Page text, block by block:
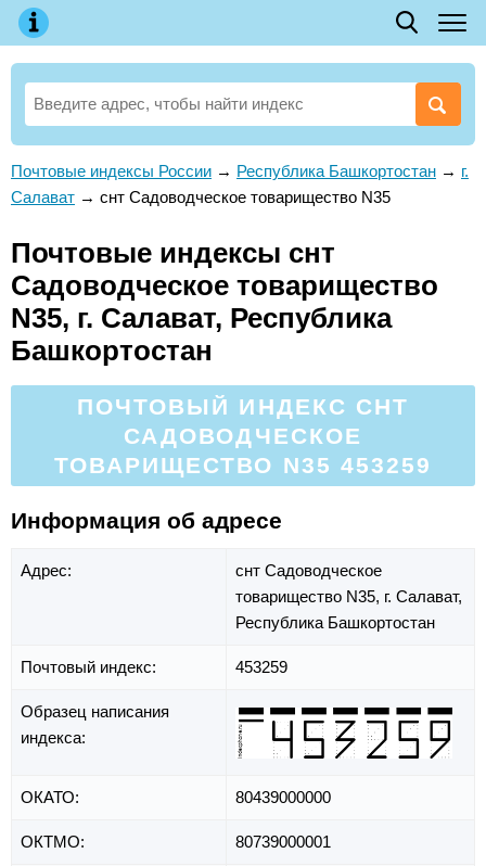
Почтовые индексы России → Республика Башкортостан → г.
Салават → снт Садоводческое товарищество N35
Почтовые индексы снт
Садоводческое товарищество
N35, г. Салават, Республика
Башкортостан
ПОЧТОВЫЙ ИНДЕКС СНТ
САДОВОДЧЕСКОЕ
ТОВАРИЩЕСТВО N35 453259
Информация об адресе
Адрес:
снт Садоводческое
товарищество N35, г. Салават,
Республика Башкортостан
Почтовый индекс: 453259
Образец написания
индекса:
ОКАТО: 80439000000
ОКТМО: 80739000001